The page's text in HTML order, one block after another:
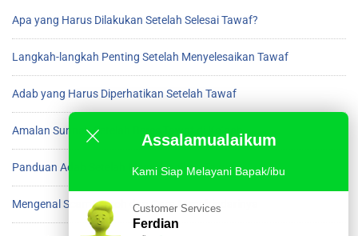
Apa yang Harus Dilakukan Setelah Selesai Tawaf?
Langkah-langkah Penting Setelah Menyelesaikan Tawaf
Adab yang Harus Diperhatikan Setelah Tawaf
Amalan Sunnah Setelah Beres Tawaf di Ka’bah
Panduan Adab Setelah Menyelesaikan Tawaf
Mengenal Scam Umroh dan Cara Menghindarinya
Assalamualaikum
Kami Siap Melayani Bapak/ibu
Customer Services
Ferdian